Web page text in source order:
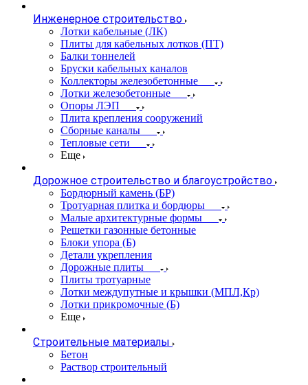
Инженерное строительство
Лотки кабельные (ЛК)
Плиты для кабельных лотков (ПТ)
Балки тоннелей
Бруски кабельных каналов
Коллекторы железобетонные
Лотки железобетонные
Опоры ЛЭП
Плита крепления сооружений
Сборные каналы
Тепловые сети
Еще
Дорожное строительство и благоустройство
Бордюрный камень (БР)
Тротуарная плитка и бордюры
Малые архитектурные формы
Решетки газонные бетонные
Блоки упора (Б)
Детали укрепления
Дорожные плиты
Плиты тротуарные
Лотки междупутные и крышки (МПЛ,Кр)
Лотки прикромочные (Б)
Еще
Строительные материалы
Бетон
Раствор строительный